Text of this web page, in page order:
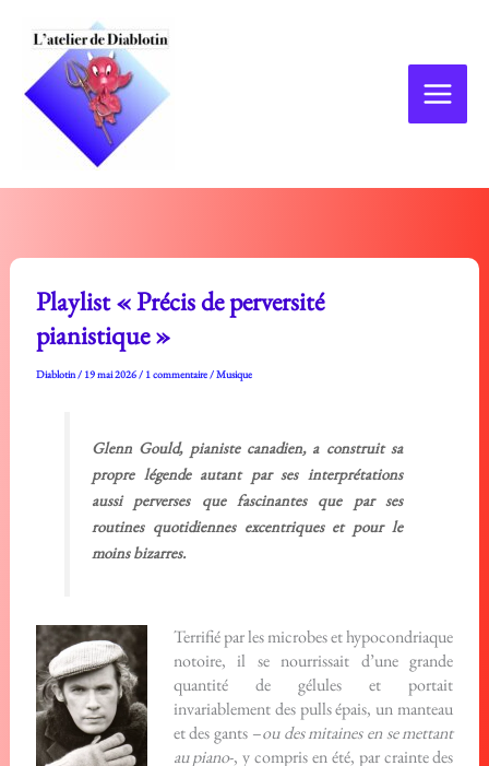
contenu
Playlist « Précis de perversité
pianistique »
Diablotin/ 19 mai 2026/ 1 commentaire/Musique
Glenn Gould, pianiste canadien, a construit sa
propre légende autant par ses interprétations
aussi perverses que fascinantes que par ses
routines quotidiennes excentriques et pour le
moins bizarres.
Terrifié par les microbes et hypocondriaque
notoire, il se nourrissait d’une grande
quantité de gélules et portait
invariablement des pulls épais, un manteau
et des gants –ou des mitaines en se mettant
au piano-, y compris en été, par crainte des